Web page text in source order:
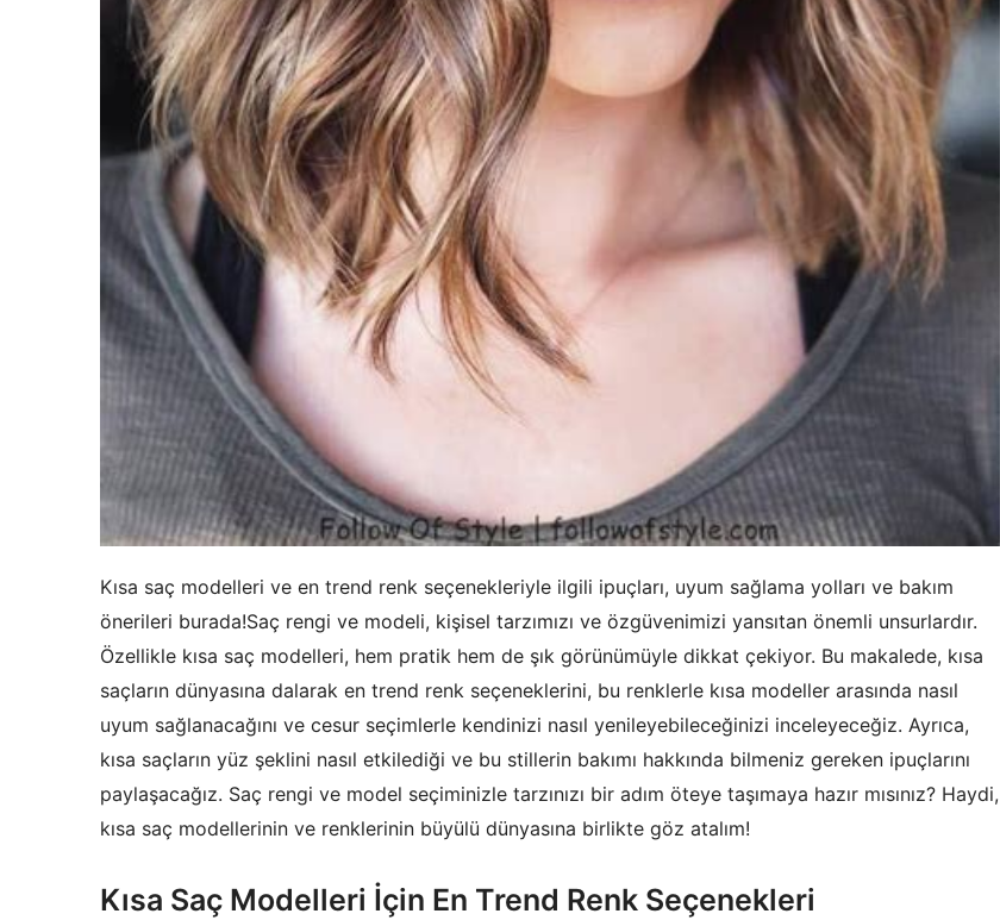
Kısa saç modelleri ve en trend renk seçenekleriyle ilgili ipuçları, uyum sağlama yolları ve bakım
önerileri burada!Saç rengi ve modeli, kişisel tarzımızı ve özgüvenimizi yansıtan önemli unsurlardır.
Özellikle kısa saç modelleri, hem pratik hem de şık görünümüyle dikkat çekiyor. Bu makalede, kısa
saçların dünyasına dalarak en trend renk seçeneklerini, bu renklerle kısa modeller arasında nasıl
uyum sağlanacağını ve cesur seçimlerle kendinizi nasıl yenileyebileceğinizi inceleyeceğiz. Ayrıca,
kısa saçların yüz şeklini nasıl etkilediği ve bu stillerin bakımı hakkında bilmeniz gereken ipuçlarını
paylaşacağız. Saç rengi ve model seçiminizle tarzınızı bir adım öteye taşımaya hazır mısınız? Haydi,
kısa saç modellerinin ve renklerinin büyülü dünyasına birlikte göz atalım!
Kısa Saç Modelleri İçin En Trend Renk Seçenekleri